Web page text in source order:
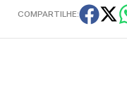
COMPARTILHE: